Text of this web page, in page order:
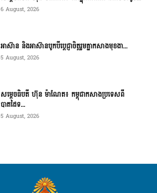
6 August, 2026
អាស៊ាន និងអាស៊ានបូកបីប្តេជ្ញាចិត្តរួមគ្នាកសាងមុខងា...
5 August, 2026
សម្ដេចធិបតី ហ៊ុន ម៉ាណែត៖ កម្ពុជាកសាងប្រទេសពី
បាតដៃទ...
5 August, 2026